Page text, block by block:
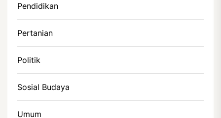
Pendidikan
Pertanian
Politik
Sosial Budaya
Umum